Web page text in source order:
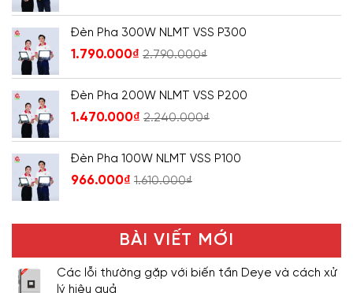
Đèn Pha 300W NLMT VSS P300
1.790.000₫ 2.790.000₫
Đèn Pha 200W NLMT VSS P200
1.470.000₫ 2.240.000₫
Đèn Pha 100W NLMT VSS P100
966.000₫ 1.610.000₫
BÀI VIẾT MỚI
Các lỗi thường gặp với biến tần Deye và cách xử
lý hiệu quả